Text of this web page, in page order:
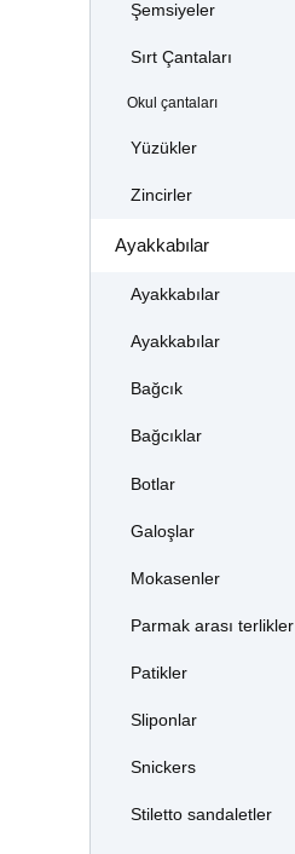
Şemsiyeler
Sırt Çantaları
Okul çantaları
Yüzükler
Zincirler
Ayakkabılar
Ayakkabılar
Ayakkabılar
Bağcık
Bağcıklar
Botlar
Galoşlar
Mokasenler
Parmak arası terlikler
Patikler
Sliponlar
Snickers
Stiletto sandaletler